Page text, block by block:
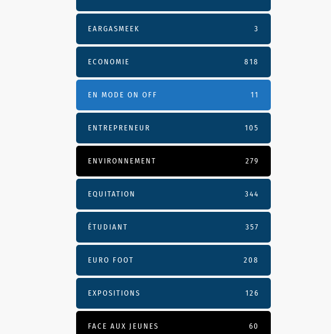
EARGASMEEK 3
ECONOMIE 818
EN MODE ON OFF 11
ENTREPRENEUR 105
ENVIRONNEMENT 279
EQUITATION 344
ÉTUDIANT 357
EURO FOOT 208
EXPOSITIONS 126
FACE AUX JEUNES 60